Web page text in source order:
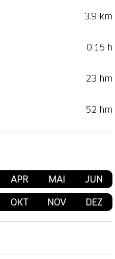
3.9 km
0:15 h
23 hm
52 hm
APR MAI JUN
OKT NOV DEZ